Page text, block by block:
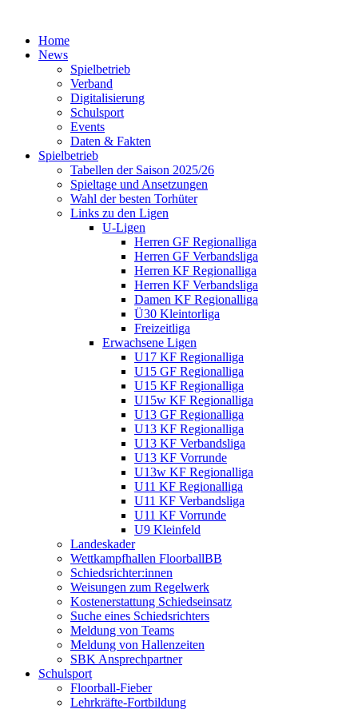
Home
News
Spielbetrieb
Verband
Digitalisierung
Schulsport
Events
Daten & Fakten
Spielbetrieb
Tabellen der Saison 2025/26
Spieltage und Ansetzungen
Wahl der besten Torhüter
Links zu den Ligen
U-Ligen
Herren GF Regionalliga
Herren GF Verbandsliga
Herren KF Regionalliga
Herren KF Verbandsliga
Damen KF Regionalliga
Ü30 Kleintorliga
Freizeitliga
Erwachsene Ligen
U17 KF Regionalliga
U15 GF Regionalliga
U15 KF Regionalliga
U15w KF Regionalliga
U13 GF Regionalliga
U13 KF Regionalliga
U13 KF Verbandsliga
U13 KF Vorrunde
U13w KF Regionalliga
U11 KF Regionalliga
U11 KF Verbandsliga
U11 KF Vorrunde
U9 Kleinfeld
Landeskader
Wettkampfhallen FloorballBB
Schiedsrichter:innen
Weisungen zum Regelwerk
Kostenerstattung Schiedseinsatz
Suche eines Schiedsrichters
Meldung von Teams
Meldung von Hallenzeiten
SBK Ansprechpartner
Schulsport
Floorball-Fieber
Lehrkräfte-Fortbildung